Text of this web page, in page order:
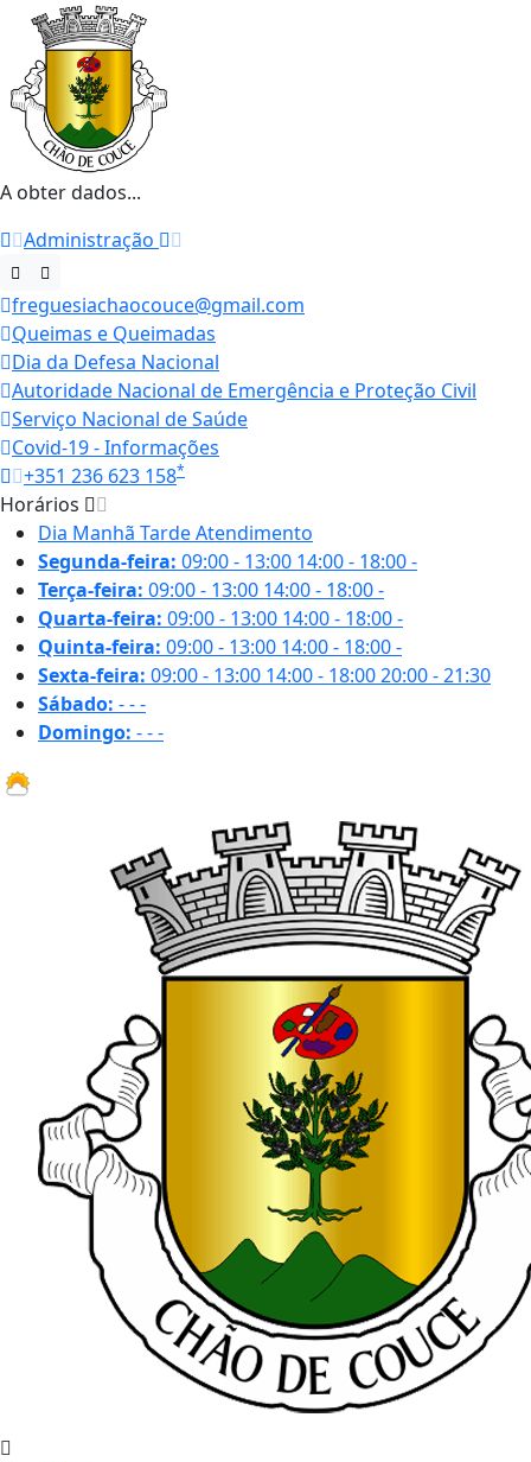
A obter dados...
Administração
freguesiachaocouce@gmail.com
Queimas e Queimadas
Dia da Defesa Nacional
Autoridade Nacional de Emergência e Proteção Civil
Serviço Nacional de Saúde
Covid-19 - Informações
+351 236 623 158*
Horários
Dia Manhã TardeAtendimento
Segunda-feira: 09:00 - 13:00 14:00 - 18:00-
Terça-feira: 09:00 - 13:00 14:00 - 18:00-
Quarta-feira: 09:00 - 13:00 14:00 - 18:00-
Quinta-feira: 09:00 - 13:00 14:00 - 18:00-
Sexta-feira: 09:00 - 13:00 14:00 - 18:0020:00 - 21:30
Sábado: ---
Domingo: ---